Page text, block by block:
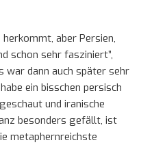
aber Persien,
schon sehr fasziniert”,
war dann auch später sehr
ein bisschen persisch
und iranische
besonders gefällt, ist
metaphernreichste